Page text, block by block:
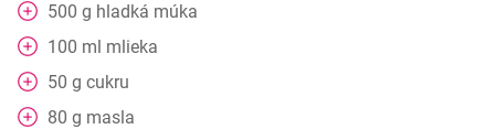
500 g hladká múka
100 ml mlieka
50 g cukru
80 g masla